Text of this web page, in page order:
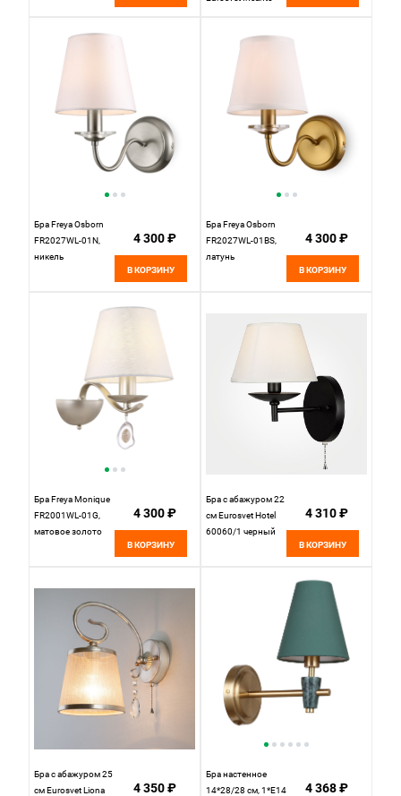
Бра Freya Osborn
FR2027WL-01N,
никель
4 300 ₽
В КОРЗИНУ
Бра Freya Osborn
FR2027WL-01BS,
латунь
4 300 ₽
В КОРЗИНУ
Бра Freya Monique
FR2001WL-01G,
матовое золото
4 300 ₽
В КОРЗИНУ
Бра с абажуром 22
см Eurosvet Hotel
60060/1 черный
4 310 ₽
В КОРЗИНУ
Бра с абажуром 25
см Eurosvet Liona
4 350 ₽
Бра настенное
14*28/28 см, 1*E14
4 368 ₽